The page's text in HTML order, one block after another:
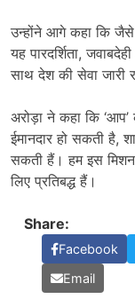
उन्होंने आगे कहा कि जैसे
यह पारदर्शिता,
साथ देश की सेवा
अरोड़ा ने कहा कि ‘आप’
ईमानदार हो सकती है,
सकती हैं। हम इस
लिए प्रतिबद्ध हैं।
Share:
Facebook
Email